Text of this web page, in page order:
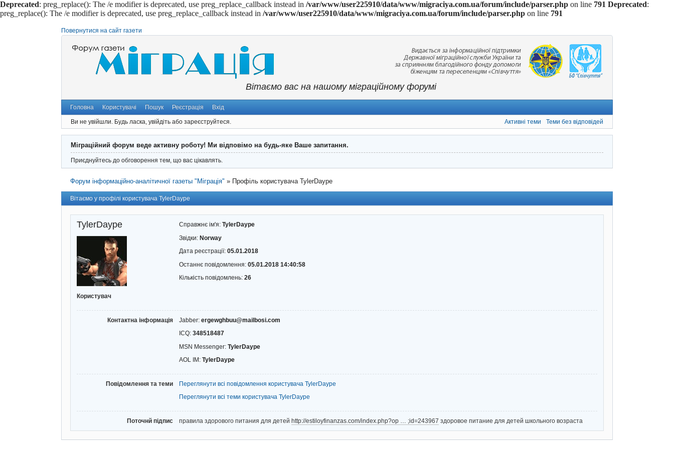
Deprecated: preg_replace(): The /e modifier is deprecated, use preg_replace_callback instead in /var/www/user225910/data/www/migraciya.com.ua/forum/include/parser.php on line 791 Deprecated:
preg_replace(): The /e modifier is deprecated, use preg_replace_callback instead in /var/www/user225910/data/www/migraciya.com.ua/forum/include/parser.php on line 791
Повернутися на сайт газети
Вітаємо вас на нашому міграційному форумі
Головна Користувачі Пошук Реєстрація Вхід
Ви не увійшли. Будь ласка, увійдіть або зареєструйтеся. Активні теми Теми без відповідей
Міграційний форум веде активну роботу! Ми відповімо на будь-яке Ваше запитання.
Приєднуйтесь до обговорення тем, що вас цікавлять.
Форум інформаційно-аналітичної газеты "Міграція" » Профіль користувача TylerDaype
Вітаємо у профілі користувача TylerDaype
TylerDaype
Користувач
Справжнє ім'я: TylerDaype
Звідки: Norway
Дата реєстрації: 05.01.2018
Останнє повідомлення: 05.01.2018 14:40:58
Кількість повідомлень: 26
Контактна інформація Jabber: ergewghbuu@mailbosi.com
ICQ: 348518487
MSN Messenger: TylerDaype
AOL IM: TylerDaype
Повідомлення та теми
Переглянути всі повідомлення користувача TylerDaype
Переглянути всі теми користувача TylerDaype
Поточнй підпис правила здорового питания для детей http://estiloyfinanzas.com/index.php?op … ;id=243967 здоровое питание для детей школьного возраста